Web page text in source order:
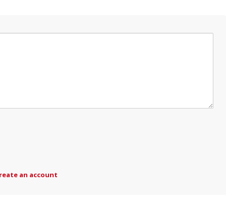
an account